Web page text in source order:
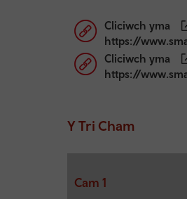
Cliciwch yma
https://
Cliciwch yma
https://
Y Tri Cham
Cam 1